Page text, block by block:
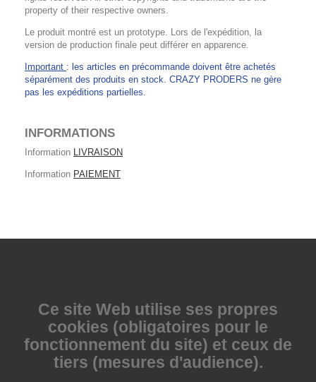
property of their respective owners.
Le produit montré est un prototype. Lors de l'expédition, la
version de production finale peut différer en apparence.
Important : les articles en précommande doivent être achetés
séparément des produits en stock. CRAZY PRODERS ne gère
pas les expéditions partielles.
INFORMATIONS
Information LIVRAISON
Information PAIEMENT
Ce site Web utilise ses propres
cookies (obligatoires pour le
fonctionnement du site) et ceux de
tiers (mesures d'audience).